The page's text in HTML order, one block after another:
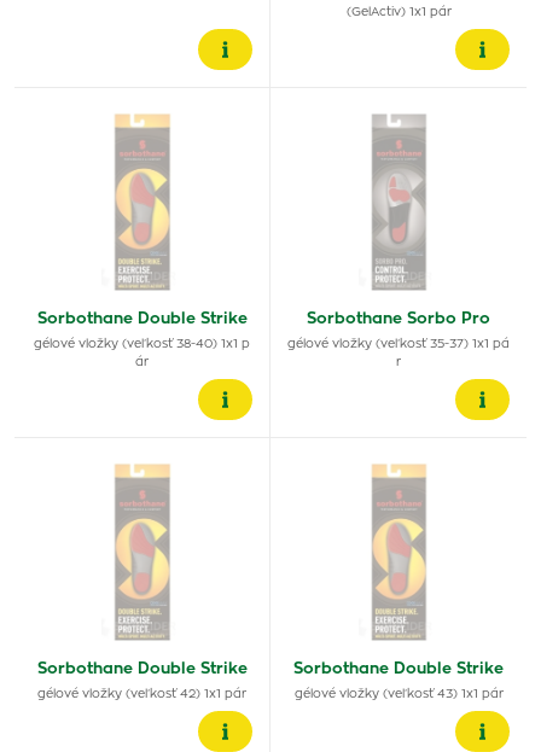
(GelActiv) 1x1 pár
Sorbothane Double Strike
gélové vložky (veľkosť 38-40) 1x1 p
ár
Sorbothane Sorbo Pro
gélové vložky (veľkosť 35-37) 1x1 pá
r
Sorbothane Double Strike
gélové vložky (veľkosť 42) 1x1 pár
Sorbothane Double Strike
gélové vložky (veľkosť 43) 1x1 pár